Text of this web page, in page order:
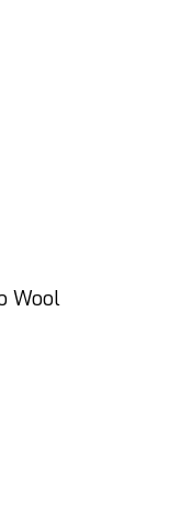
Wool